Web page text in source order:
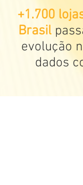
+1.700
Brasil
evolução
dados